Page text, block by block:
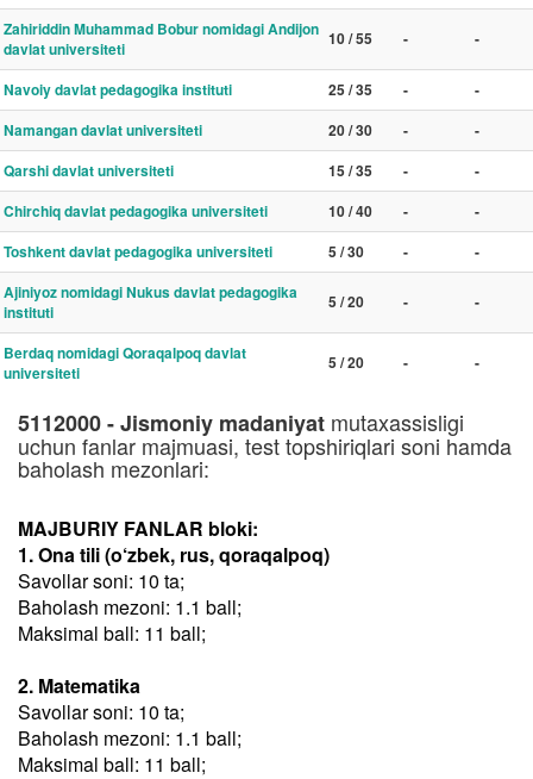
Zahiriddin Muhammad Bobur nomidagi Andijon
davlat universiteti
10 / 55 - -
Navoiy davlat pedagogika instituti 25 / 35 -
-
Namangan davlat universiteti
20 / 30 -
-
Qarshi davlat universiteti
15 / 35 -
-
Chirchiq davlat pedagogika universiteti
10 / 40 -
-
Toshkent davlat pedagogika universiteti
5 / 30 -
-
Ajiniyoz nomidagi Nukus davlat pedagogika
instituti
5 / 20 - -
Berdaq nomidagi Qoraqalpoq davlat
universiteti
5 / 20 - -
5112000 - Jismoniy madaniyat mutaxassisligi
uchun fanlar majmuasi, test topshiriqlari soni hamda
baholash mezonlari:
MAJBURIY FANLAR bloki:
1. Ona tili (o‘zbek, rus, qoraqalpoq)
Savollar soni: 10 ta;
Baholash mezoni: 1.1 ball;
Maksimal ball: 11 ball;
2. Matematika
Savollar soni: 10 ta;
Baholash mezoni: 1.1 ball;
Maksimal ball: 11 ball;